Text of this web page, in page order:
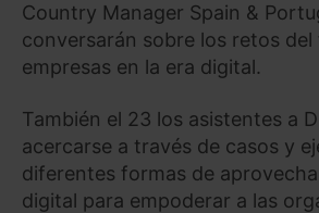
Country Manager Spain &
conversarán sobre los retos
empresas en la era digital.
También el 23 los asistentes a
acercarse a través de casos y
diferentes formas de
digital para empoderar a las